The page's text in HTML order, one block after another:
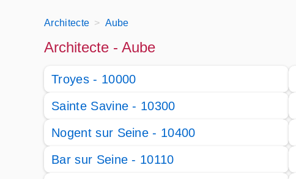
Architecte Aube
Architecte - Aube
Troyes - 10000
Sainte Savine - 10300
Nogent sur Seine - 10400
Bar sur Seine - 10110